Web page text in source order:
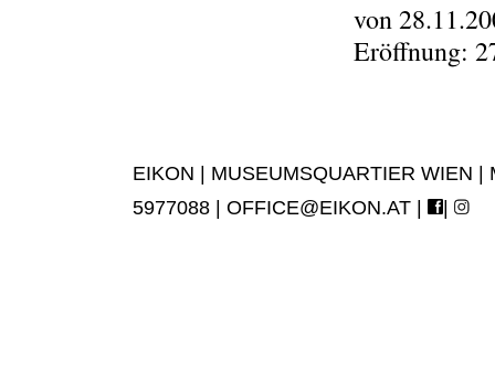
von
Eröffnung:
EIKON | MUSEUMSQUARTIER WIEN
5977088 | OFFICE@EIKON.AT | |